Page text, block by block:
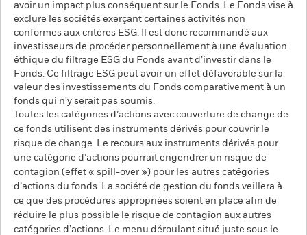
avoir un impact plus conséquent sur le Fonds. Le Fonds vise à
exclure les sociétés exerçant certaines activités non
conformes aux critères ESG. Il est donc recommandé aux
investisseurs de procéder personnellement à une évaluation
éthique du filtrage ESG du Fonds avant d’investir dans le
Fonds. Ce filtrage ESG peut avoir un effet défavorable sur la
valeur des investissements du Fonds comparativement à un
fonds qui n'y serait pas soumis.
Toutes les catégories d’actions avec couverture de change de
ce fonds utilisent des instruments dérivés pour couvrir le
risque de change. Le recours aux instruments dérivés pour
une catégorie d’actions pourrait engendrer un risque de
contagion (effet « spill-over ») pour les autres catégories
d’actions du fonds. La société de gestion du fonds veillera à
ce que des procédures appropriées soient en place afin de
réduire le plus possible le risque de contagion aux autres
catégories d’actions. Le menu déroulant situé juste sous le